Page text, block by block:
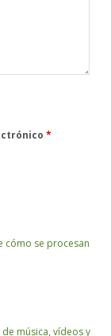
*
cómo se procesan
de música, vídeos y